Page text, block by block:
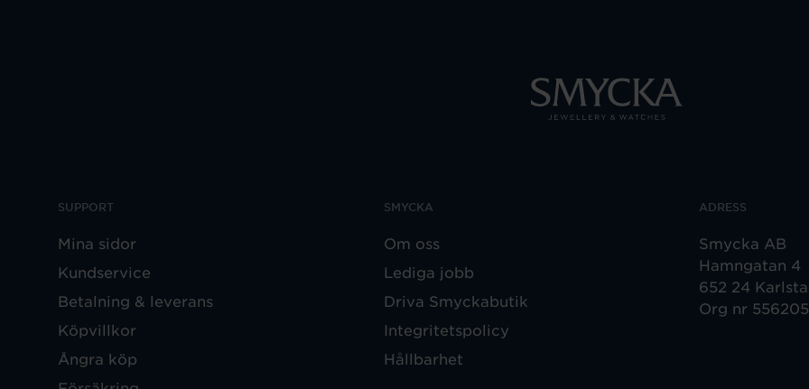
SUPPORT
Mina sidor
Kundservice
Betalning & leverans
Köpvillkor
Ångra köp
SMYCKA
Om oss
Lediga jobb
Driva Smyckabutik
Integritetspolicy
Hållbarhet
ADRESS
Smycka AB
Hamngatan 4
652 24
Org nr